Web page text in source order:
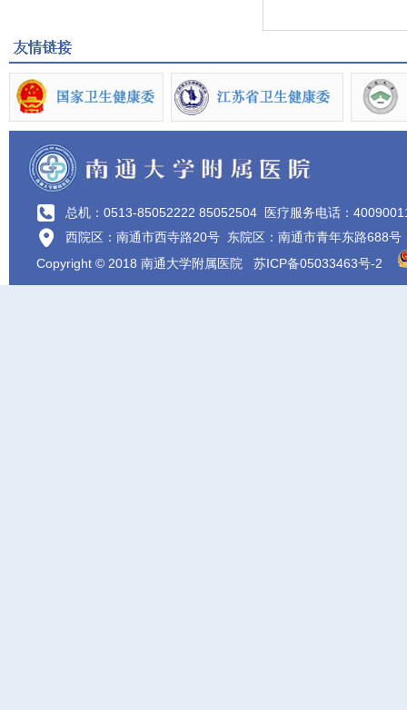
总机：0513-85052222 85052504 医疗服务电话：
西院区：南通市西寺路20号 东院区：南通市青年东路688号
Copyright © 2018 南通大学附属医院 苏ICP备05033463号-2